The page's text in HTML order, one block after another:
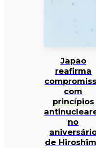
Japão
reafirma
com
princípios
no
de